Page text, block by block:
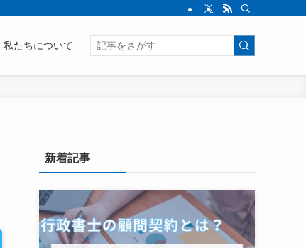
私たちについて
新着記事